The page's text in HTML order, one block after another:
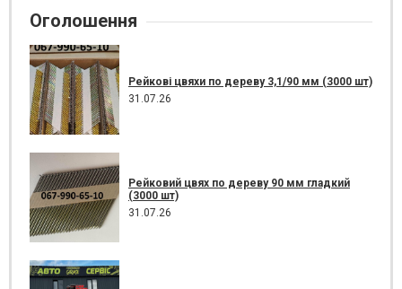
Оголошення
Рейкові цвяхи по дереву 3,1/90 мм (3000 шт)
31.07.26
Рейковий цвях по дереву 90 мм гладкий
(3000 шт)
31.07.26